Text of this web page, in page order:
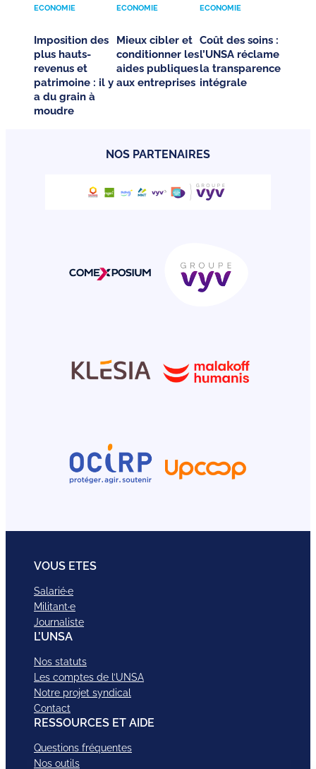
ECONOMIE
Imposition des
plus hauts-
revenus et
patrimoine : il y
a du grain à
moudre
ECONOMIE
Mieux cibler et
conditionner les
aides publiques
aux entreprises
ECONOMIE
Coût des soins :
l’UNSA réclame
la transparence
intégrale
NOS PARTENAIRES
VOUS ETES
Salarié·e
Militant·e
Journaliste
L’UNSA
Nos statuts
Les comptes de l’UNSA
Notre projet syndical
Contact
RESSOURCES ET AIDE
Questions fréquentes
Nos outils